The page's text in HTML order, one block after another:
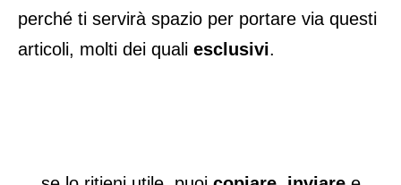
perché ti servirà spazio per portare via questi
articoli, molti dei quali esclusivi.